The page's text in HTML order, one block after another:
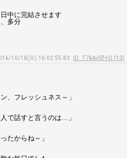
中に完結させます
多分
10/18(火) 16:02:55.83
ID: T7kAv5f+O (13)
、フレッシュネス～」
で話すと言うのは…」
たからね～」